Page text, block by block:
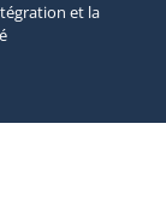
et la